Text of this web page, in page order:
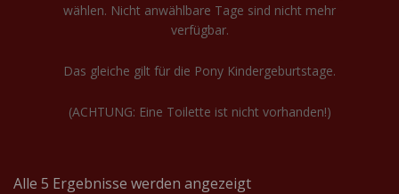
wählen. Nicht anwählbare Tage sind nicht mehr
verfügbar.
Das gleiche gilt für die Pony Kindergeburtstage.
(ACHTUNG: Eine Toilette ist nicht vorhanden!)
Alle 5 Ergebnisse werden angezeigt